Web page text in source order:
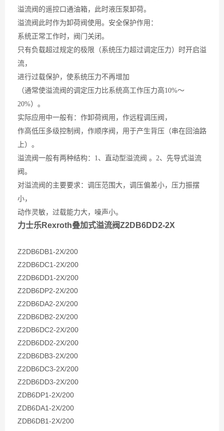
溢流阀的遥控口通油箱，此时液压泵卸荷。
溢流阀此时作为卸荷阀使用。安全保护作用：
系统正常工作时，阀门关闭。
只有负载超过规定的极限（系统压力超过调定压力）时开启溢
流，
进行过载保护，使系统压力不再增加
（通常使溢流阀的调定压力比系统高工作压力高10%～
20%）。
实际应用中一般有：作卸荷阀用，作远程调压阀，
作高低压多级控制阀，作顺序阀，用于产生背压（串在回油路
上）。
溢流阀一般有两种结构：1、直动型溢流阀 。2、先导式溢流
阀。
对溢流阀的主要要求：调压范围大，调压偏差小，压力振摆
小，
动作灵敏，过载能力大，噪声小。
力士乐Rexroth叠加式溢流阀Z2DB6DD2-2X
Z2DB6DB1-2X/200
Z2DB6DC1-2X/200
Z2DB6DD1-2X/200
Z2DB6DP2-2X/200
Z2DB6DA2-2X/200
Z2DB6DB2-2X/200
Z2DB6DC2-2X/200
Z2DB6DD2-2X/200
Z2DB6DB3-2X/200
Z2DB6DC3-2X/200
Z2DB6DD3-2X/200
ZDB6DP1-2X/200
ZDB6DA1-2X/200
ZDB6DB1-2X/200